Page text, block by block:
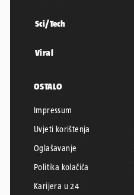
Sci/Tech
Viral
OSTALO
Impressum
Uvjeti korištenja
Oglašavanje
Politika kolačića
Karijera u 24